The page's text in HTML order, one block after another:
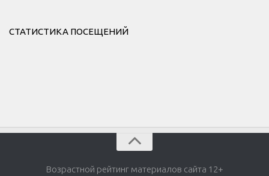
СТАТИСТИКА ПОСЕЩЕНИЙ
Возрастной рейтинг материалов сайта 12+